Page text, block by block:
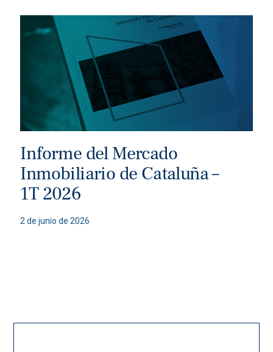
Informe del Mercado
Inmobiliario de Cataluña –
1T 2026
2 de junio de 2026